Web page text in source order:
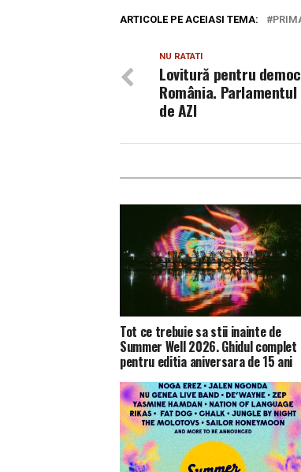
ARTICOLE PE ACEIASI TEMA:
NU RATATI
Lovitură pentru
România.
de AZI
Tot ce trebuie sa stii inainte de
Summer Well 2026. Ghidul complet
pentru editia aniversara de 15 ani